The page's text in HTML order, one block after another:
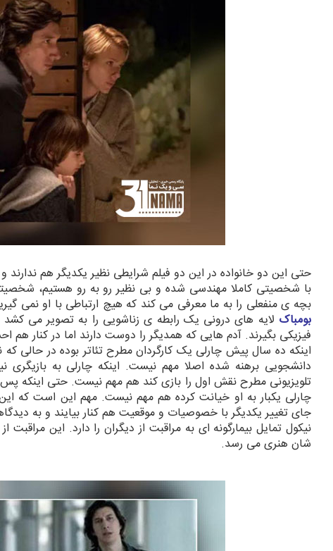
حتی این دو خانواده در این دو فیلم شرایطی نظیر یکدیگر هم
با شخصیتی کاملا مهندسی شده و بی نظیر رو به رو هستیم،
بچه ی منفعلی را به ما معرفی می کند که هیچ ارتباطی با او نمی
بومباک لایه های درونی یک رابطه ی زناشویی را به تصویر می
فیزیکی بگیرند. آدم هایی که همدیگر را دوست دارند اما در کنار
اینکه ده سال پیش چارلی یک کارگردان مطرح تئاتر بوده در حالی که
دانشجویی برهنه شده اصلا مهم نیست. اینکه چارلی به بازیگری
تلویزیونی مطرح نقش اول را بازی کند هم مهم نیست. حتی اینکه
چارلی یکبار به او خیانت کرده هم مهم نیست. مهم این است که
جای تغییر یکدیگر با خصوصیات و موقعیت هم کنار بیایند و به
نیکول تمایل بیمارگونه ای به مراقبت از دیگران را دارد. این
شان هنری می رسد.